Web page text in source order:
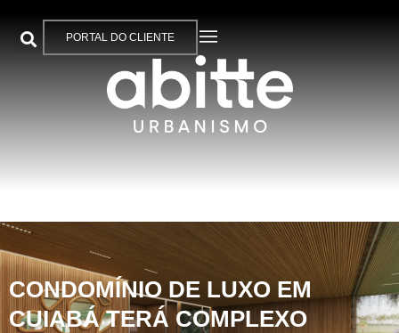
PORTAL DO CLIENTE
CONDOMÍNIO DE LUXO EM
CUIABÁ TERÁ COMPLEXO